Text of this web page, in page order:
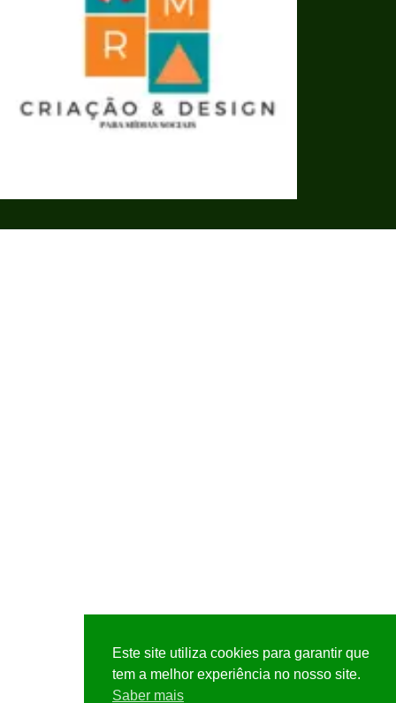
Este site utiliza cookies para garantir que
tem a melhor experiência no nosso site.
Saber mais